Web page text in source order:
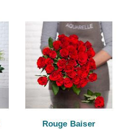
Rouge Baiser